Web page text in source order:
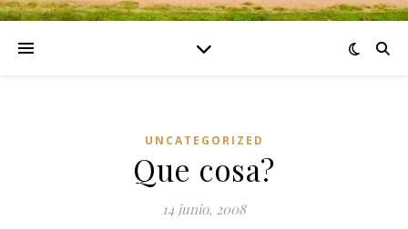
UNCATEGORIZED
Que cosa?
14 junio, 2008